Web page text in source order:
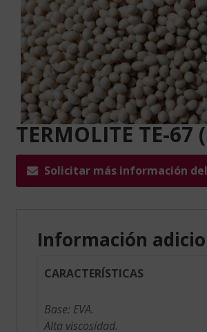
TERMOLITE TE-67
Solicitar más información
Información
CARACTERÍSTICAS
Base: EVA.
Alta viscosidad.